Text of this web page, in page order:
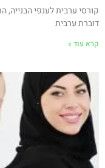
קורסי ערבית לענפי הבנייה,
דוברת ערבית
קרא עוד »